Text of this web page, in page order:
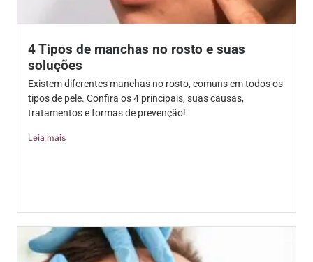
4 Tipos de manchas no rosto e suas
soluções
Existem diferentes manchas no rosto, comuns em todos os
tipos de pele. Confira os 4 principais, suas causas,
tratamentos e formas de prevenção!
Leia mais